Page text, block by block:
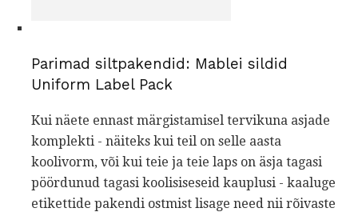
Parimad siltpakendid: Mablei sildid
Uniform Label Pack
Kui näete ennast märgistamisel tervikuna asjade
komplekti - näiteks kui teil on selle aasta
koolivorm, või kui teie ja teie laps on äsja tagasi
pöördunud tagasi koolisiseseid kauplusi - kaaluge
etikettide pakendi ostmist lisage need nii rõivaste